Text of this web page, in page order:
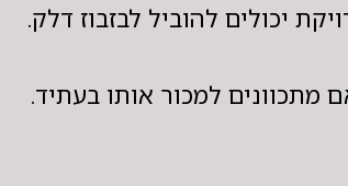
יכולים להוביל לבזבוז דלק.
מתכוונים למכור אותו בעתיד.